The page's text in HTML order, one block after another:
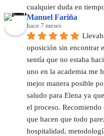
cualquier duda en
Manuel Fariña
hace 7 meses
oposición sin encontrar
sentía que no estaba
uno en la academia me
mejor manera posible
saludo para Elena ya
el proceso. Recomiendo
que hacen que todo
hospitalidad,